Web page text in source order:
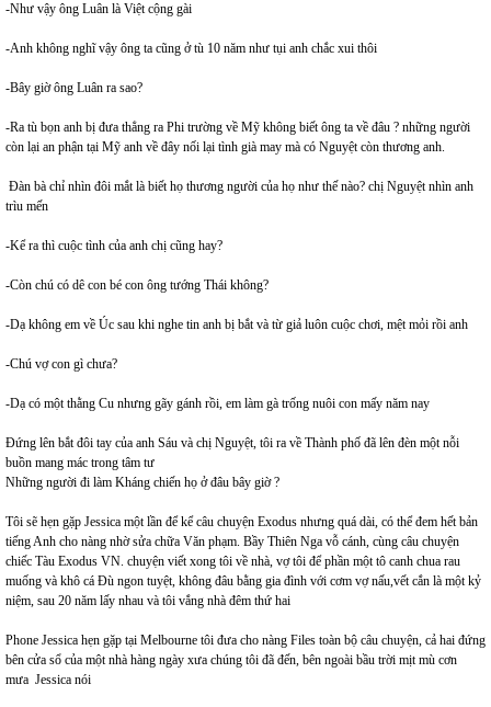
-Như vậy ông Luân là Việt cộng gài
-Anh không nghĩ vậy ông ta cũng ở tù 10 năm như tụi anh chắc xui thôi
-Bây giờ ông Luân ra sao?
-Ra tù bọn anh bị đưa thẳng ra Phi trường về Mỹ không biết ông ta về đâu ? những người
còn lại an phận tại Mỹ anh về đây nối lại tình già may mà có Nguyệt còn thương anh.
Đàn bà chỉ nhìn đôi mắt là biết họ thương người của họ như thế nào? chị Nguyệt nhìn anh
trìu mến
-Kể ra thì cuộc tình của anh chị cũng hay?
-Còn chú có dê con bé con ông tướng Thái không?
-Dạ không em về Úc sau khi nghe tin anh bị bắt và từ giả luôn cuộc chơi, mệt mỏi rồi anh
-Chú vợ con gì chưa?
-Dạ có một thằng Cu nhưng gãy gánh rồi, em làm gà trống nuôi con mấy năm nay
Đứng lên bắt đôi tay của anh Sáu và chị Nguyệt, tôi ra về Thành phố đã lên đèn một nỗi
buồn mang mác trong tâm tư
Những người đi làm Kháng chiến họ ở đâu bây giờ ?
Tôi sẽ hẹn gặp Jessica một lần để kể câu chuyện Exodus nhưng quá dài, có thể đem hết bản
tiếng Anh cho nàng nhờ sửa chữa Văn phạm. Bầy Thiên Nga vỗ cánh, cùng câu chuyện
chiếc Tàu Exodus VN. chuyện viết xong tôi về nhà, vợ tôi để phần một tô canh chua rau
muống và khô cá Đù ngon tuyệt, không đâu bằng gia đình với cơm vợ nấu,vết cắn là một kỷ
niệm, sau 20 năm lấy nhau và tôi vắng nhà đêm thứ hai
Phone Jessica hẹn gặp tại Melbourne tôi đưa cho nàng Files toàn bộ câu chuyện, cả hai đứng
bên cửa sổ của một nhà hàng ngày xưa chúng tôi đã đến, bên ngoài bầu trời mịt mù cơn
mưa Jessica nói